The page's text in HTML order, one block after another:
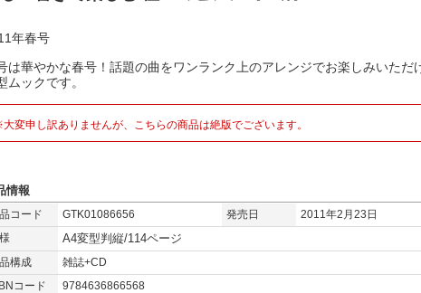
年春号
は華やかな春号！話題の曲をワンランク上のアレンジでお楽しみいただ
ムックです。
変申し訳ありませんが、こちらの商品は絶版でございます。
情報
コード GTK01086656 発売日
2011年2月23日
A4変型判縦/114ページ
構成
雑誌+CD
コード
9784636866568